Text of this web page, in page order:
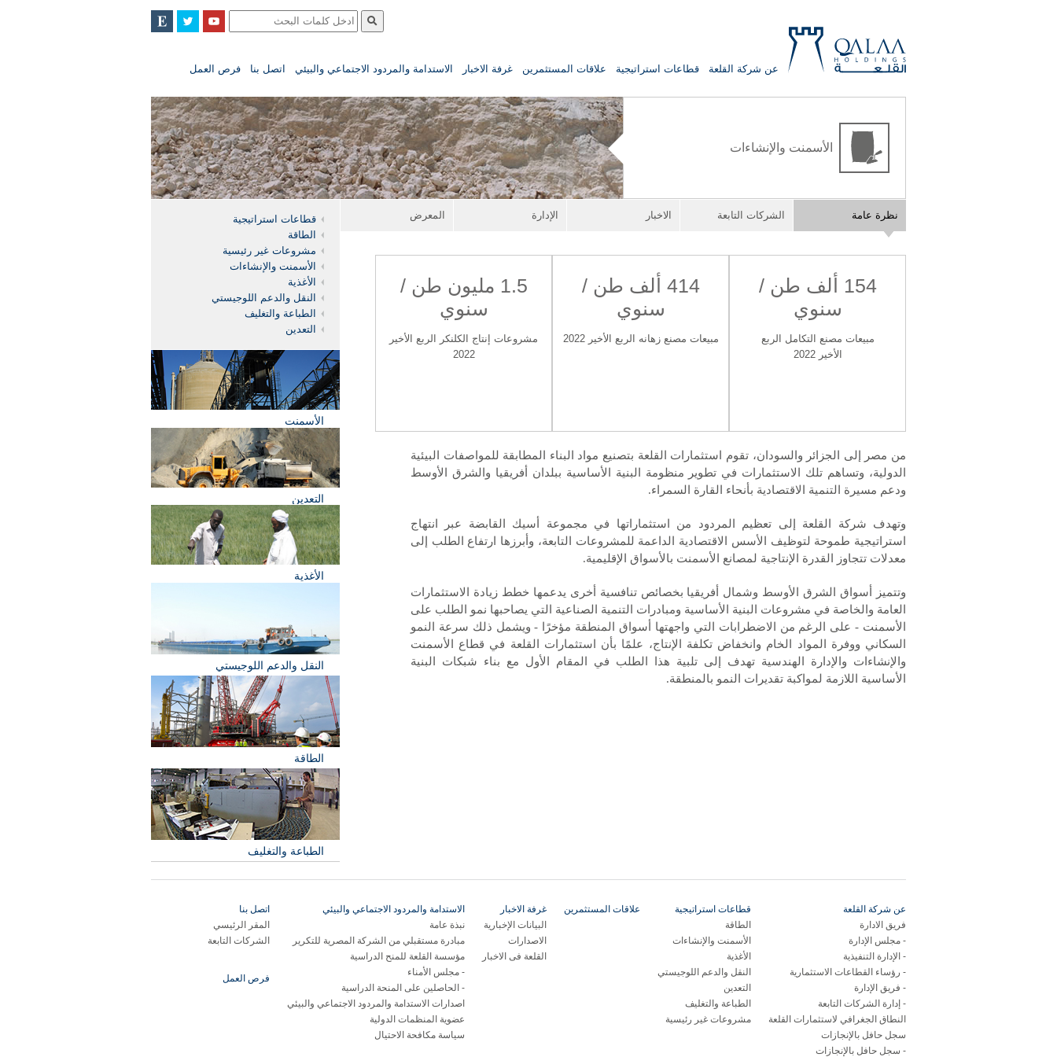
QALAA
HOLDING
S.A.E
QALAA
HOLDINGS
عن شركة القلعة قطاعات استراتيجية علاقات المستثمرين غرفة الاخبار الاستدامة والمردود الاجتماعي والبيئي اتصل بنا فرص العمل
الأسمنت والإنشاءات
نظرة عامة الشركات التابعة الاخبار الإدارة المعرض
154 ألف طن /
سنوي
مبيعات مصنع التكامل الربع
الأخير 2022
414 ألف طن /
سنوي
مبيعات مصنع زهانه الربع الأخير 2022
1.5 مليون طن /
سنوي
مشروعات إنتاج الكلنكر الربع الأخير
2022
من مصر إلى الجزائر والسودان، تقوم استثمارات القلعة بتصنيع مواد البناء المطابقة للمواصفات البيئية
الدولية، وتساهم تلك الاستثمارات في تطوير منظومة البنية الأساسية ببلدان أفريقيا والشرق الأوسط
ودعم مسيرة التنمية الاقتصادية بأنحاء القارة السمراء.
وتهدف شركة القلعة إلى تعظيم المردود من استثماراتها في مجموعة أسيك القابضة عبر انتهاج
استراتيجية طموحة لتوظيف الأسس الاقتصادية الداعمة للمشروعات التابعة، وأبرزها ارتفاع الطلب إلى
معدلات تتجاوز القدرة الإنتاجية لمصانع الأسمنت بالأسواق الإقليمية.
وتتميز أسواق الشرق الأوسط وشمال أفريقيا بخصائص تنافسية أخرى يدعمها خطط زيادة الاستثمارات
العامة والخاصة في مشروعات البنية الأساسية ومبادرات التنمية الصناعية التي يصاحبها نمو الطلب على
الأسمنت - على الرغم من الاضطرابات التي واجهتها أسواق المنطقة مؤخرًا - ويشمل ذلك سرعة النمو
السكاني ووفرة المواد الخام وانخفاض تكلفة الإنتاج، علمًا بأن استثمارات القلعة في قطاع الأسمنت
والإنشاءات والإدارة الهندسية تهدف إلى تلبية هذا الطلب في المقام الأول مع بناء شبكات البنية
الأساسية اللازمة لمواكبة تقديرات النمو بالمنطقة.
قطاعات استراتيجية
الطاقة
مشروعات غير رئيسية
الأسمنت والإنشاءات
الأغذية
النقل والدعم اللوجيستي
الطباعة والتغليف
التعدين
الأسمنت
التعدين
الأغذية
النقل والدعم اللوجيستي
الطاقة
الطباعة والتغليف
عن شركة القلعة
فريق الادارة
مجلس الإدارة
الإدارة التنفيذية
رؤساء القطاعات الاستثمارية
فريق الإدارة
إدارة الشركات التابعة
النطاق الجغرافي لاستثمارات القلعة
سجل حافل بالإنجازات
سجل حافل بالإنجازات
قطاعات استراتيجية
الطاقة
الأسمنت والإنشاءات
الأغذية
النقل والدعم اللوجيستي
التعدين
الطباعة والتغليف
مشروعات غير رئيسية
علاقات المستثمرين
غرفة الاخبار
البيانات الإخبارية
الاصدارات
القلعة فى الاخبار
الاستدامة والمردود الاجتماعي والبيئي
نبذة عامة
مبادرة مستقبلي من الشركة المصرية للتكرير
مؤسسة القلعة للمنح الدراسية
مجلس الأمناء
الحاصلين على المنحة الدراسية
اصدارات الاستدامة والمردود الاجتماعي والبيئي
عضوية المنظمات الدولية
سياسة مكافحة الاحتيال
اتصل بنا
المقر الرئيسي
الشركات التابعة
فرص العمل